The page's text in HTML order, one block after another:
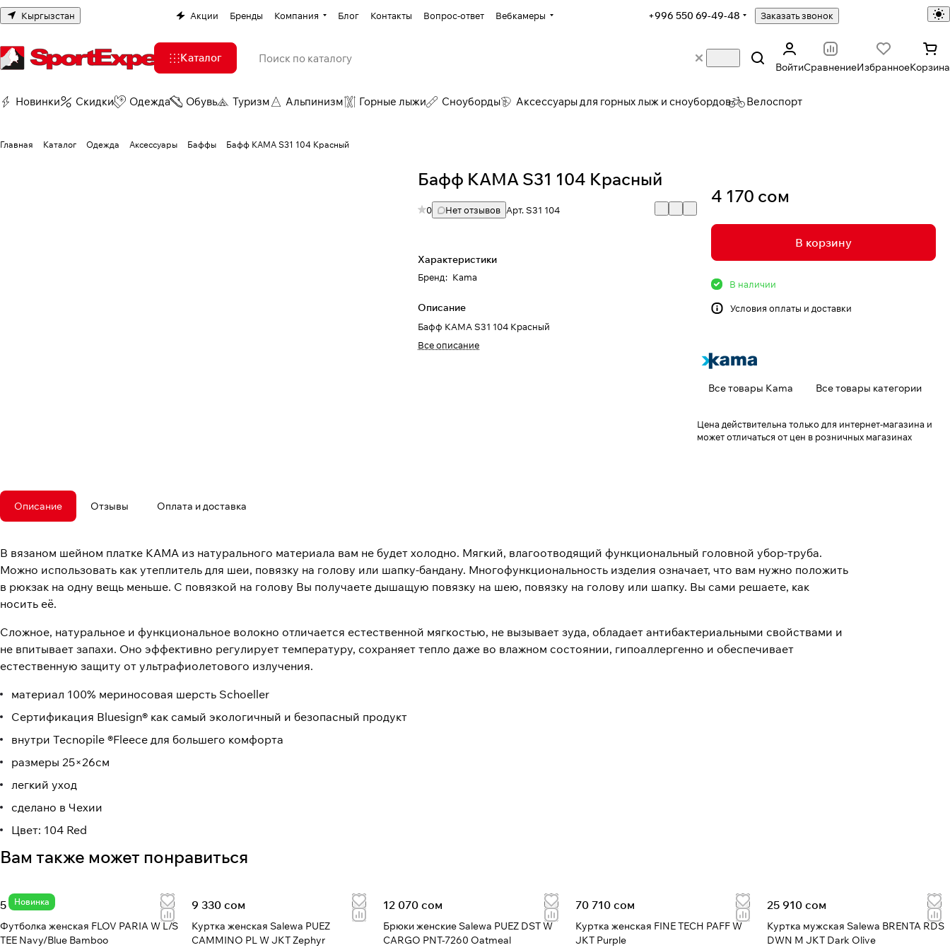
Кыргызстан Акции Бренды Компания Блог Контакты Вопрос-ответ Вебкамеры +996 550 69-49-48 Заказать звонок
Каталог
ВойтиСравнениеИзбранноеКорзина
Новинки Скидки Одежда Обувь Туризм Альпинизм Горные лыжи Сноуборды Аксессуары для горных лыж и сноубордов Велоспорт
Главная Каталог Одежда Аксессуары Баффы Бафф КАМА S31 104 Красный
Бафф КАМА S31 104 Красный
0 Нет отзывов Арт.S31 104
Характеристики
Бренд: Kama
Описание
Бафф КАМА S31 104 Красный
Все описание
4 170 сом
В корзину
В наличии
Условия оплаты и доставки
Все товары Kama Все товары категории
Цена действительна только для интернет-магазина и
может отличаться от цен в розничных магазинах
Описание Отзывы Оплата и доставка
В вязаном шейном платке КАМА из натурального материала вам не будет холодно. Мягкий, влагоотводящий функциональный головной убор-труба.
Можно использовать как утеплитель для шеи, повязку на голову или шапку-бандану. Многофункциональность изделия означает, что вам нужно положить
в рюкзак на одну вещь меньше. С повязкой на голову Вы получаете дышащую повязку на шею, повязку на голову или шапку. Вы сами решаете, как
носить её.
Сложное, натуральное и функциональное волокно отличается естественной мягкостью, не вызывает зуда, обладает антибактериальными свойствами и
не впитывает запахи. Оно эффективно регулирует температуру, сохраняет тепло даже во влажном состоянии, гипоаллергенно и обеспечивает
естественную защиту от ультрафиолетового излучения.
материал 100% мериносовая шерсть Schoeller
Сертификация Bluesign® как самый экологичный и безопасный продукт
внутри Tecnopile ®Fleece для большего комфорта
размеры 25×26см
легкий уход
сделано в Чехии
Цвет: 104 Red
Вам также может понравиться
Новинка
5 550 сом
Футболка женская FLOV PARIA W L/S
TEE Navy/Blue Bamboo
9 330 сом
Куртка женская Salewa PUEZ
CAMMINO PL W JKT Zephyr
12 070 сом
Брюки женские Salewa PUEZ DST W
CARGO PNT-7260 Oatmeal
70 710 сом
Куртка женская FINE TECH PAFF W
JKT Purple
25 910 сом
Куртка мужская Salewa BRENTA RDS
DWN M JKT Dark Olive